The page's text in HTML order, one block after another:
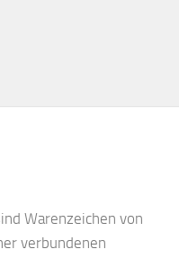
Warenzeichen von
verbundenen